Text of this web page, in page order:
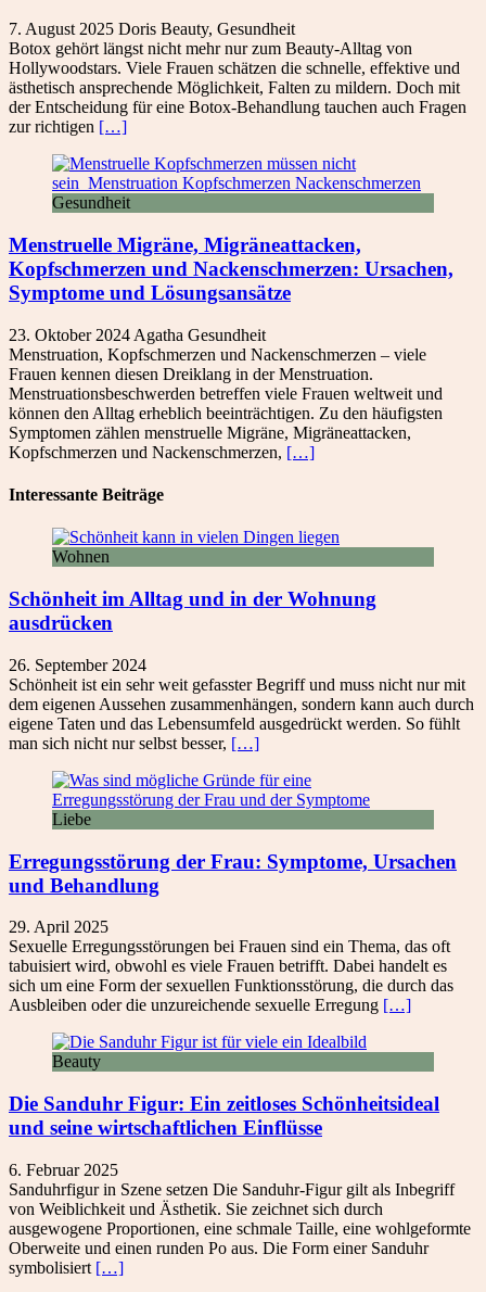
7. August 2025 Doris Beauty, Gesundheit
Botox gehört längst nicht mehr nur zum Beauty-Alltag von
Hollywoodstars. Viele Frauen schätzen die schnelle, effektive und
ästhetisch ansprechende Möglichkeit, Falten zu mildern. Doch mit
der Entscheidung für eine Botox-Behandlung tauchen auch Fragen
zur richtigen […]
Gesundheit
Menstruelle Migräne, Migräneattacken,
Kopfschmerzen und Nackenschmerzen: Ursachen,
Symptome und Lösungsansätze
23. Oktober 2024 Agatha Gesundheit
Menstruation, Kopfschmerzen und Nackenschmerzen – viele
Frauen kennen diesen Dreiklang in der Menstruation.
Menstruationsbeschwerden betreffen viele Frauen weltweit und
können den Alltag erheblich beeinträchtigen. Zu den häufigsten
Symptomen zählen menstruelle Migräne, Migräneattacken,
Kopfschmerzen und Nackenschmerzen, […]
Interessante Beiträge
Wohnen
Schönheit im Alltag und in der Wohnung
ausdrücken
26. September 2024
Schönheit ist ein sehr weit gefasster Begriff und muss nicht nur mit
dem eigenen Aussehen zusammenhängen, sondern kann auch durch
eigene Taten und das Lebensumfeld ausgedrückt werden. So fühlt
man sich nicht nur selbst besser, […]
Liebe
Erregungsstörung der Frau: Symptome, Ursachen
und Behandlung
29. April 2025
Sexuelle Erregungsstörungen bei Frauen sind ein Thema, das oft
tabuisiert wird, obwohl es viele Frauen betrifft. Dabei handelt es
sich um eine Form der sexuellen Funktionsstörung, die durch das
Ausbleiben oder die unzureichende sexuelle Erregung […]
Beauty
Die Sanduhr Figur: Ein zeitloses Schönheitsideal
und seine wirtschaftlichen Einflüsse
6. Februar 2025
Sanduhrfigur in Szene setzen Die Sanduhr-Figur gilt als Inbegriff
von Weiblichkeit und Ästhetik. Sie zeichnet sich durch
ausgewogene Proportionen, eine schmale Taille, eine wohlgeformte
Oberweite und einen runden Po aus. Die Form einer Sanduhr
symbolisiert […]